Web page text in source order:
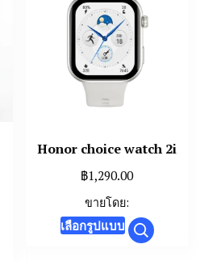
Honor choice watch 2i
฿1,290.00
ขายโดย:
เลือกรูปแบบ This
product